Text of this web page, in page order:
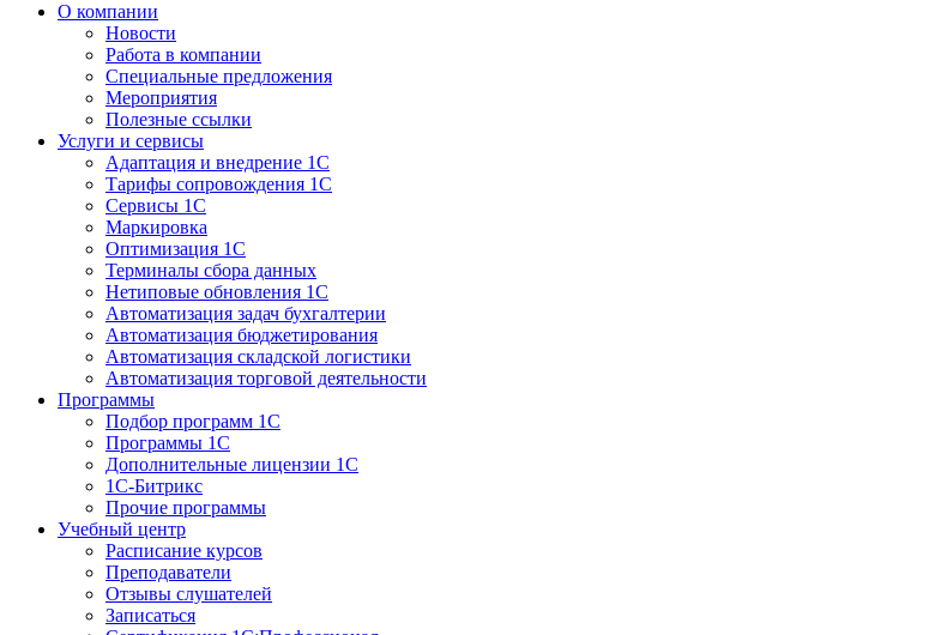
О компании
Новости
Работа в компании
Специальные предложения
Мероприятия
Полезные ссылки
Услуги и сервисы
Адаптация и внедрение 1С
Тарифы сопровождения 1С
Сервисы 1С
Маркировка
Оптимизация 1С
Терминалы сбора данных
Нетиповые обновления 1С
Автоматизация задач бухгалтерии
Автоматизация бюджетирования
Автоматизация складской логистики
Автоматизация торговой деятельности
Программы
Подбор программ 1С
Программы 1С
Дополнительные лицензии 1С
1С-Битрикс
Прочие программы
Учебный центр
Расписание курсов
Преподаватели
Отзывы слушателей
Записаться